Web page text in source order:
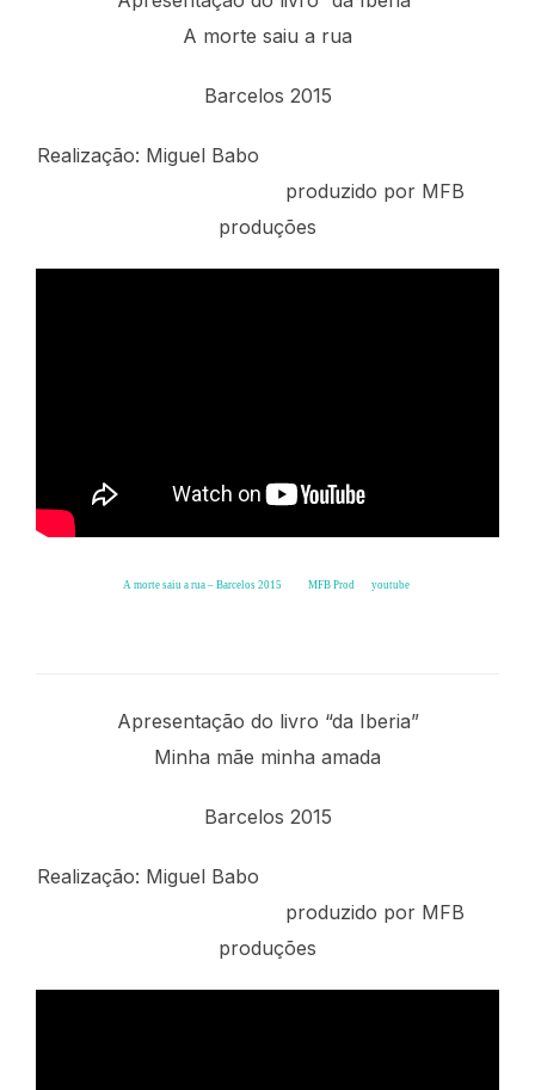
A morte saiu a rua
Barcelos 2015
Realização: Miguel Babo
produzido por MFB
produções
A morte saiu a rua – Barcelos 2015 MFB Prod youtube
Apresentação do livro “da Iberia”
Minha mãe minha amada
Barcelos 2015
Realização: Miguel Babo
produzido por MFB
produções